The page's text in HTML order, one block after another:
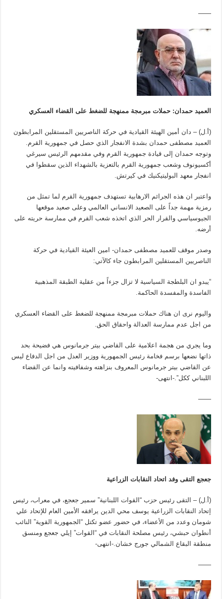
——
العميد حمدان: حملات مبرمجة ممنهجة للضغط على القضاء العسكري
(أ.ل) – دان أمين الهيئة القيادية في حركة الناصريين المستقلين المرابطون
العميد مصطفى حمدان بشدة الانفجار الذي حصل في جمهورية القرم.
وتوجه حمدان إلى قيادة جمهورية القرم وفي مقدمهم الرئيس سيرغي
أكسيونوف وشعب جمهورية القرم بالتعزية بالشهداء الذين سقطوا في
انفجار معهد البوليتيكنيك في كيرتش.
واعتبر ان هذه الجرائم الارهابية تستهدف جمهورية القرم لما تمثل من
رمزية مهمة جداً على الصعيد الانساني العالمي وعلى صعيد موقعها
الجيوسياسي والقرار الحر الذي اتخذه شعب القرم في ممارسة حريته على
أرضه.
وصدر موقف للعميد مصطفى حمدان- امين العيئة القيادية في حركة
الناصريين المستقلين المرابطون جاء كالآتي:
“يبدو ان البلطجة السياسية لا تزال جزءاً من عقلية الطبقة المذهبية
الفاسدة والمفسدة الحاكمة.
واليوم نرى ان هناك حملات مبرمجة ممنهجة للضغط على القضاء العسكري
من اجل عدم ممارسة العدالة واحقاق الحق.
وما يجري من هجمة اعلامية على القاضي بيتر جرمانوس هي فضيحة بحد
ذاتها نضعها برسم فخامة رئيس الجمهورية ووزير العدل من اجل الدفاع ليس
عن القاضي بيتر جرمانوس المعروف بنزاهته وشفافيته وانما عن القضاء
اللبناني ككل”.-انتهى-
——
جعجع التقى وفد اتحاد النقابات الزراعية
(أ.ل) – التقى رئيس حزب “القوات اللبنانية” سمير جعجع، في معراب، رئيس
إتحاد النقابات الزراعية يوسف محي الدين يرافقه الأمين العام للإتحاد علي
شومان وعدد من الأعضاء، في حضور عضو تكتل “الجمهورية القوية” النائب
أنطوان حبشي، رئيس مصلحة النقابات في “القوات” إيلي جعجع ومنسق
منطقة البقاع الشمالي جورج خشان.-انتهى-
——